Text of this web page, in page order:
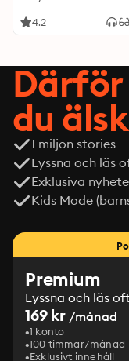
4.2
du
1 miljon stories
Lyssna och läs
Exklusiva
Kids Mode
Premium
Lyssna och läs
169 kr /månad
1 konto
100 timmar/månad
Exklusivt innehåll